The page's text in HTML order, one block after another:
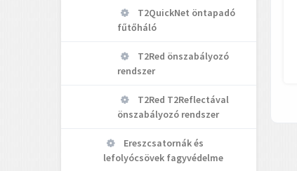
T2QuickNet öntapadó
fűtőháló
T2Red önszabályozó
rendszer
T2Red T2Reflectával
önszabályozó rendszer
Ereszcsatornák és
lefolyócsövek fagyvédelme